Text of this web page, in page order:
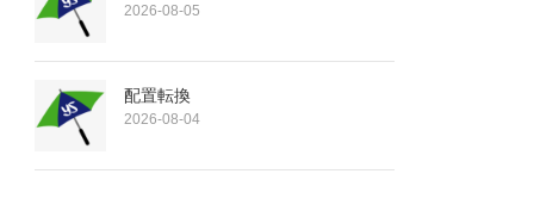
2026-08-05
配置転換
2026-08-04